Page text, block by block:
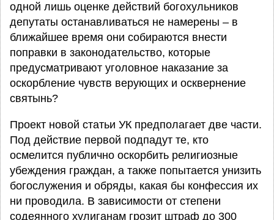
одной лишь оценке действий богохульников
депутаты останавливаться не намерены – в
ближайшее время они собираются внести
поправки в законодательство, которые
предусматривают уголовное наказание за
оскорбление чувств верующих и осквернение
святынь?
Проект новой статьи УК предполагает две части.
Под действие первой подпадут те, кто
осмелится публично оскорбить религиозные
убеждения граждан, а также попытается унизить
богослужения и обряды, какая бы конфессия их
ни проводила. В зависимости от степени
содеянного хулиганам грозит штраф до 300